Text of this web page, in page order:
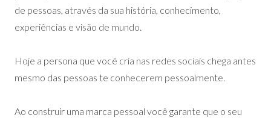
de pessoas, através da sua história, conhecimento,
experiências e visão de mundo.
Hoje a persona que você cria nas redes sociais chega antes
mesmo das pessoas te conhecerem pessoalmente.
Ao construir uma marca pessoal você garante que o seu